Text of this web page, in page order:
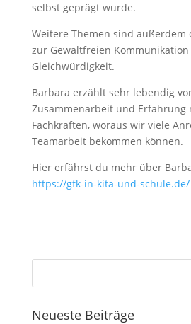
selbst geprägt wurde.
Weitere Themen sind außerdem
zur Gewaltfreien
Gleichwürdigkeit.
Barbara erzählt sehr lebendig
Zusammenarbeit und Erfahrung
Fachkräften, woraus wir viele
Teamarbeit bekommen können.
Hier erfährst du mehr über
https://gfk-in-kita-und-schule.de/
Neueste Beiträge